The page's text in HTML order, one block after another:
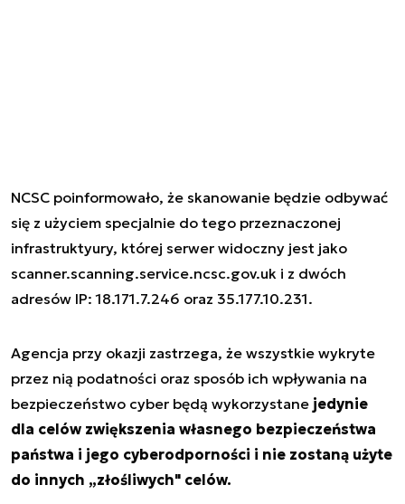
NCSC poinformowało, że skanowanie będzie odbywać
się z użyciem specjalnie do tego przeznaczonej
infrastruktyury, której serwer widoczny jest jako
scanner.scanning.service.ncsc.gov.uk i z dwóch
adresów IP: 18.171.7.246 oraz 35.177.10.231.
Agencja przy okazji zastrzega, że wszystkie wykryte
przez nią podatności oraz sposób ich wpływania na
bezpieczeństwo cyber będą wykorzystane jedynie
dla celów zwiększenia własnego bezpieczeństwa
państwa i jego cyberodporności i nie zostaną użyte
do innych „złośliwych" celów.